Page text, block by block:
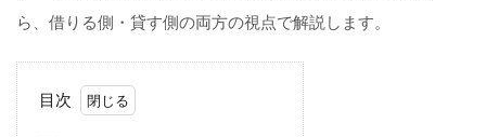
ら、借りる側・貸す側の両方の視点で解説します。
目次